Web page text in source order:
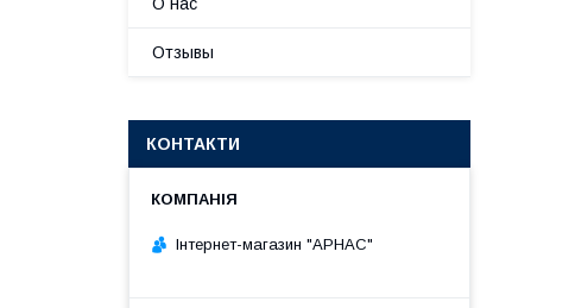
Отзывы
КОНТАКТИ
Інтернет-магазин "АРНАС"